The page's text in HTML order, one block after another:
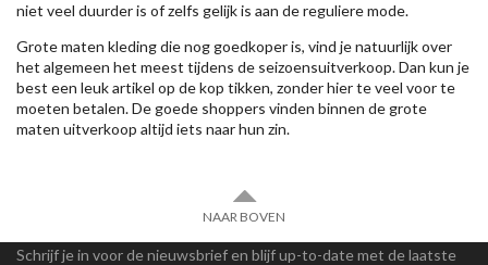
niet veel duurder is of zelfs gelijk is aan de reguliere mode.
Grote maten kleding die nog goedkoper is, vind je natuurlijk over
het algemeen het meest tijdens de seizoensuitverkoop. Dan kun je
best een leuk artikel op de kop tikken, zonder hier te veel voor te
moeten betalen. De goede shoppers vinden binnen de grote
maten uitverkoop altijd iets naar hun zin.
NAAR BOVEN
Schrijf je in voor de nieuwsbrief en blijf up-to-date met de laatste